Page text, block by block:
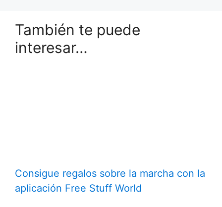
También te puede
interesar…
Consigue regalos sobre la marcha con la
aplicación Free Stuff World